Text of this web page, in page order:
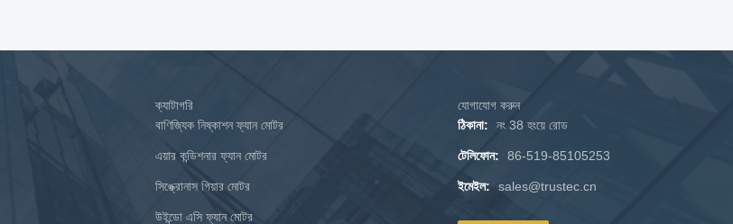
ক্যাটাগরি
বাণিজ্যিক নিষ্কাশন ফ্যান মোটর
এয়ার কন্ডিশনার ফ্যান মোটর
সিঙ্ক্রোনাস গিয়ার মোটর
উইন্ডো এসি ফ্যান মোটর
যোগাযোগ করুন
ঠিকানা:
নং 38 হংয়ে রোড
টেলিফোন: 86-519-85105253
ইমেইল: sales@trustec.cn